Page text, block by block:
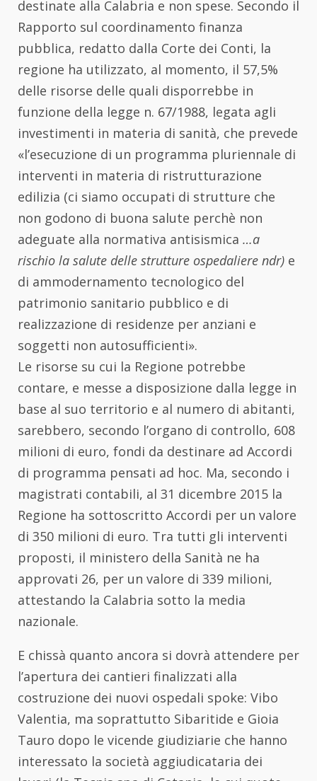
destinate alla Calabria e non spese. Secondo il
Rapporto sul coordinamento finanza
pubblica, redatto dalla Corte dei Conti, la
regione ha utilizzato, al momento, il 57,5%
delle risorse delle quali disporrebbe in
funzione della legge n. 67/1988, legata agli
investimenti in materia di sanità, che prevede
«l’esecuzione di un programma pluriennale di
interventi in materia di ristrutturazione
edilizia (ci siamo occupati di strutture che
non godono di buona salute perchè non
adeguate alla normativa antisismica …a
rischio la salute delle strutture ospedaliere ndr) e
di ammodernamento tecnologico del
patrimonio sanitario pubblico e di
realizzazione di residenze per anziani e
soggetti non autosufficienti».
Le risorse su cui la Regione potrebbe
contare, e messe a disposizione dalla legge in
base al suo territorio e al numero di abitanti,
sarebbero, secondo l’organo di controllo, 608
milioni di euro, fondi da destinare ad Accordi
di programma pensati ad hoc. Ma, secondo i
magistrati contabili, al 31 dicembre 2015 la
Regione ha sottoscritto Accordi per un valore
di 350 milioni di euro. Tra tutti gli interventi
proposti, il ministero della Sanità ne ha
approvati 26, per un valore di 339 milioni,
attestando la Calabria sotto la media
nazionale.
E chissà quanto ancora si dovrà attendere per
l’apertura dei cantieri finalizzati alla
costruzione dei nuovi ospedali spoke: Vibo
Valentia, ma soprattutto Sibaritide e Gioia
Tauro dopo le vicende giudiziarie che hanno
interessato la società aggiudicataria dei